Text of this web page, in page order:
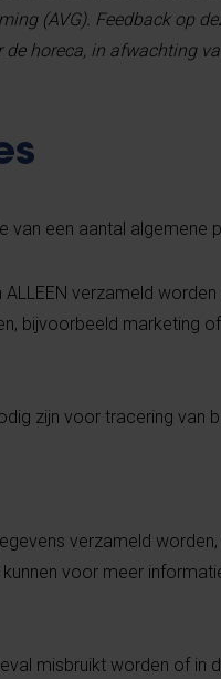
(AVG). Feedback op
horeca, in afwachting
een aantal algemene
verzameld
bijvoorbeeld marketing
zijn voor tracering van
verzameld
voor meer
misbruikt worden of in